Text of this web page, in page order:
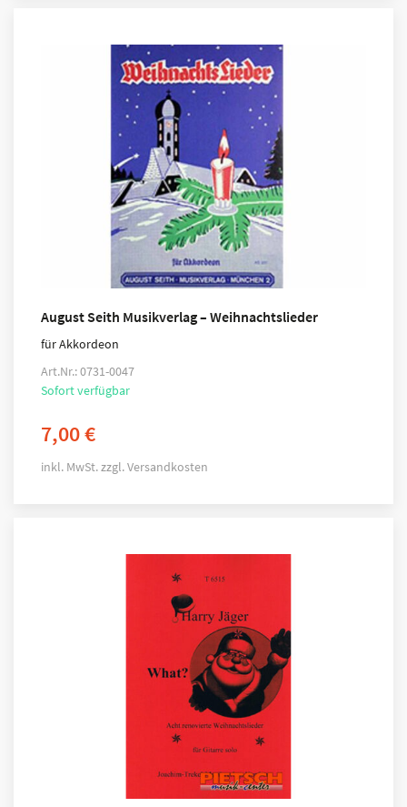
August Seith Musikverlag – Weihnachtslieder
für Akkordeon
Art.Nr.: 0731-0047
Sofort verfügbar
7,00€
inkl. MwSt.zzgl.Versandkosten